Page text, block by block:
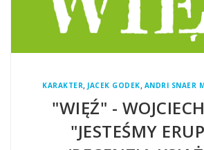
KARAKTER, JACEK GODEK, ANDRI SNAER
"WIĘŹ" -
"JESTEŚMY